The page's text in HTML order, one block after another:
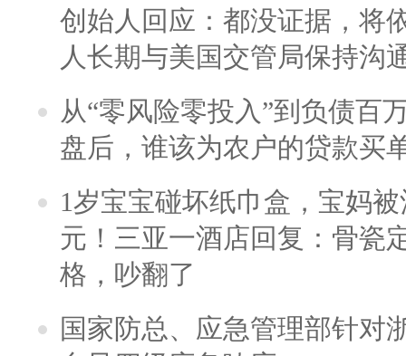
创始人回应：都没证据，将
人长期与美国交管局保持沟
从“零风险零投入”到负债百
盘后，谁该为农户的贷款买
1岁宝宝碰坏纸巾盒，宝妈
元！三亚一酒店回复：骨瓷
格，吵翻了
国家防总、应急管理部针对